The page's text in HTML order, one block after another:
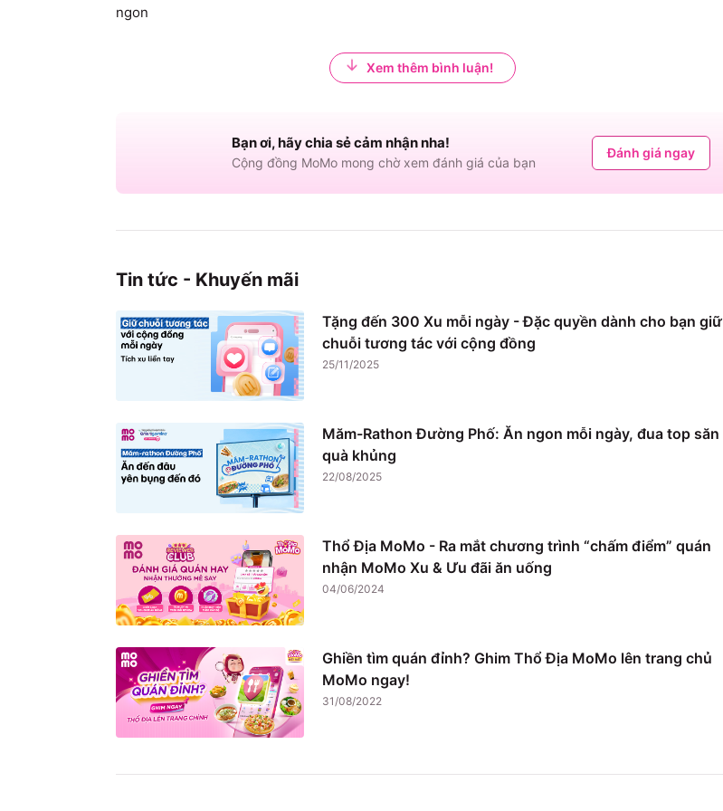
ngon
Xem thêm bình luận!
Bạn ơi, hãy chia sẻ cảm nhận nha!
Cộng đồng MoMo mong chờ xem đánh giá của bạn
Đánh giá ngay
Tin tức - Khuyến mãi
Tặng đến 300 Xu mỗi ngày - Đặc quyền dành cho bạn giữ
chuỗi tương tác với cộng đồng
25/11/2025
Măm-Rathon Đường Phố: Ăn ngon mỗi ngày, đua top săn
quà khủng
22/08/2025
Thổ Địa MoMo - Ra mắt chương trình “chấm điểm” quán
nhận MoMo Xu & Ưu đãi ăn uống
04/06/2024
Ghiền tìm quán đỉnh? Ghim Thổ Địa MoMo lên trang chủ
MoMo ngay!
31/08/2022